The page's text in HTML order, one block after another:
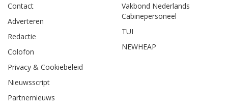
Contact
Adverteren
Redactie
Colofon
Privacy & Cookiebeleid
Nieuwsscript
Partnernieuws
Vakbond Nederlands
Cabinepersoneel
TUI
NEWHEAP